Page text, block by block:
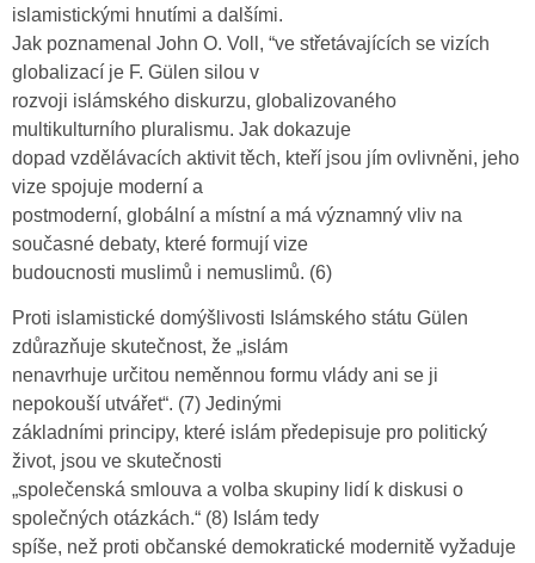
islamistickými hnutími a dalšími.
Jak poznamenal John O. Voll, “ve střetávajících se vizích
globalizací je F. Gülen silou v
rozvoji islámského diskurzu, globalizovaného
multikulturního pluralismu. Jak dokazuje
dopad vzdělávacích aktivit těch, kteří jsou jím ovlivněni, jeho
vize spojuje moderní a
postmoderní, globální a místní a má významný vliv na
současné debaty, které formují vize
budoucnosti muslimů i nemuslimů. (6)
Proti islamistické domýšlivosti Islámského státu Gülen
zdůrazňuje skutečnost, že „islám
nenavrhuje určitou neměnnou formu vlády ani se ji
nepokouší utvářet“. (7) Jedinými
základními principy, které islám předepisuje pro politický
život, jsou ve skutečnosti
„společenská smlouva a volba skupiny lidí k diskusi o
společných otázkách.“ (8) Islám tedy
spíše, než proti občanské demokratické modernitě vyžaduje